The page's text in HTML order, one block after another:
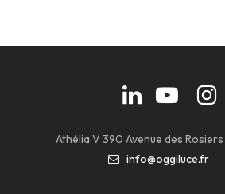
Athélia V 390 Avenue des
info@oggiluce.fr